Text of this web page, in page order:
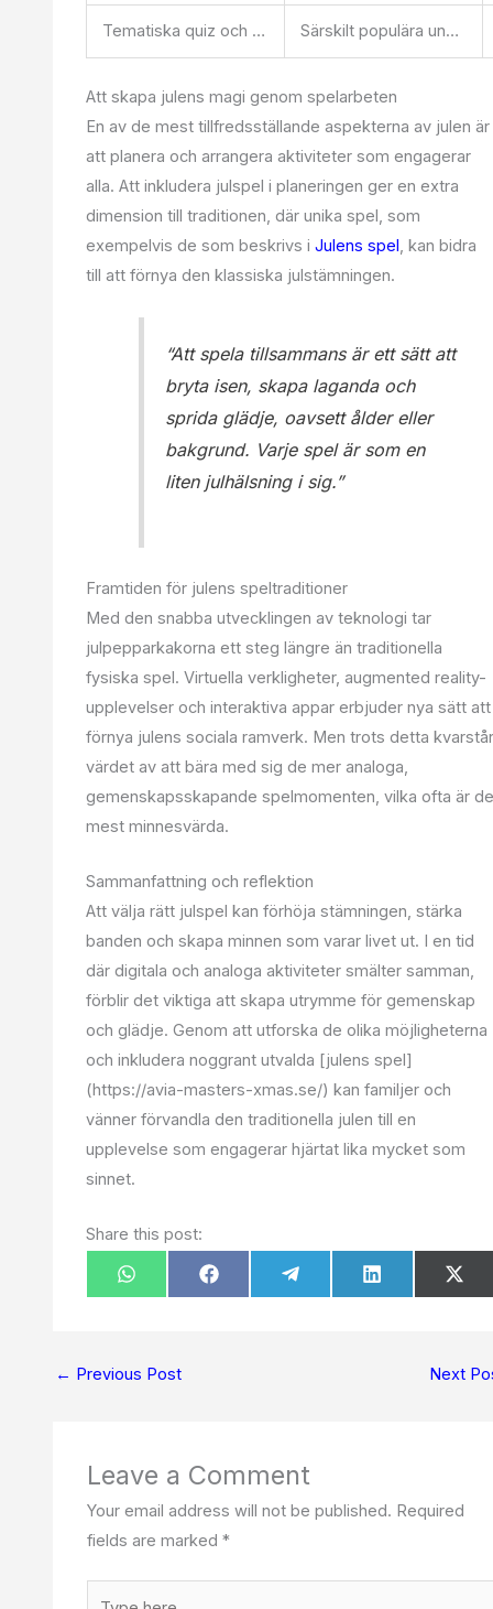
Tematiska quiz och skämtspel Särskilt populära under julens festligheter
Att skapa julens magi genom spelarbeten
En av de mest tillfredsställande aspekterna av julen är
att planera och arrangera aktiviteter som engagerar
alla. Att inkludera julspel i planeringen ger en extra
dimension till traditionen, där unika spel, som
exempelvis de som beskrivs i Julens spel , kan bidra
till att förnya den klassiska julstämningen.
“Att spela tillsammans är ett sätt att
bryta isen, skapa laganda och
sprida glädje, oavsett ålder eller
bakgrund. Varje spel är som en
liten julhälsning i sig.”
Framtiden för julens speltraditioner
Med den snabba utvecklingen av teknologi tar
julpepparkakorna ett steg längre än traditionella
fysiska spel. Virtuella verkligheter, augmented reality-
upplevelser och interaktiva appar erbjuder nya sätt att
förnya julens sociala ramverk. Men trots detta kvarstår
värdet av att bära med sig de mer analoga,
gemenskapsskapande spelmomenten, vilka ofta är de
mest minnesvärda.
Sammanfattning och reflektion
Att välja rätt julspel kan förhöja stämningen, stärka
banden och skapa minnen som varar livet ut. I en tid
där digitala och analoga aktiviteter smälter samman,
förblir det viktiga att skapa utrymme för gemenskap
och glädje. Genom att utforska de olika möjligheterna
och inkludera noggrant utvalda [julens spel]
(https://avia-masters-xmas.se/) kan familjer och
vänner förvandla den traditionella julen till en
upplevelse som engagerar hjärtat lika mycket som
sinnet.
Share this post:
Share
on
W
h
p
Share
on
F
a
Share
on
e
Share
on
L
i
on
X
(
t
e
← Previous Post Next
Leave a Comment
Your email address will not be published. Required
fields are marked*